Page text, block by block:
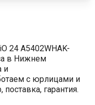
24 A5402WHAK-
в Нижнем
и
с юрлицами и
гарантия.